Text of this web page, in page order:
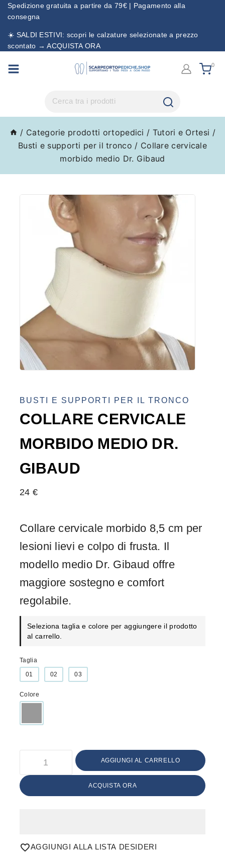
Spedizione gratuita a partire da 79€ | Pagamento alla
consegna
☀️ SALDI ESTIVI: scopri le calzature selezionate a prezzo
scontato → ACQUISTA ORA
0
/ Categorie prodotti ortopedici / Tutori e Ortesi /
Busti e supporti per il tronco / Collare cervicale
morbido medio Dr. Gibaud
BUSTI E SUPPORTI PER IL TRONCO
COLLARE CERVICALE
MORBIDO MEDIO DR.
GIBAUD
24 €
Collare cervicale morbido 8,5 cm per
lesioni lievi e colpo di frusta. Il
modello medio Dr. Gibaud offre
maggiore sostegno e comfort
regolabile.
Seleziona taglia e colore per aggiungere il prodotto
al carrello.
Taglia
01
02 03
Colore
AGGIUNGI AL CARRELLO
ACQUISTA ORA
AGGIUNGI ALLA LISTA DESIDERI